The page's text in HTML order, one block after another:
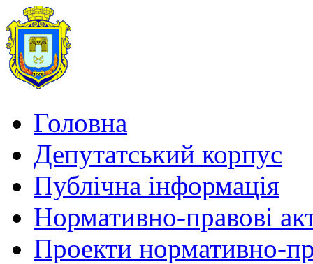
Головна
Депутатський корпус
Публічна інформація
Нормативно-правові
Проекти нормативно-